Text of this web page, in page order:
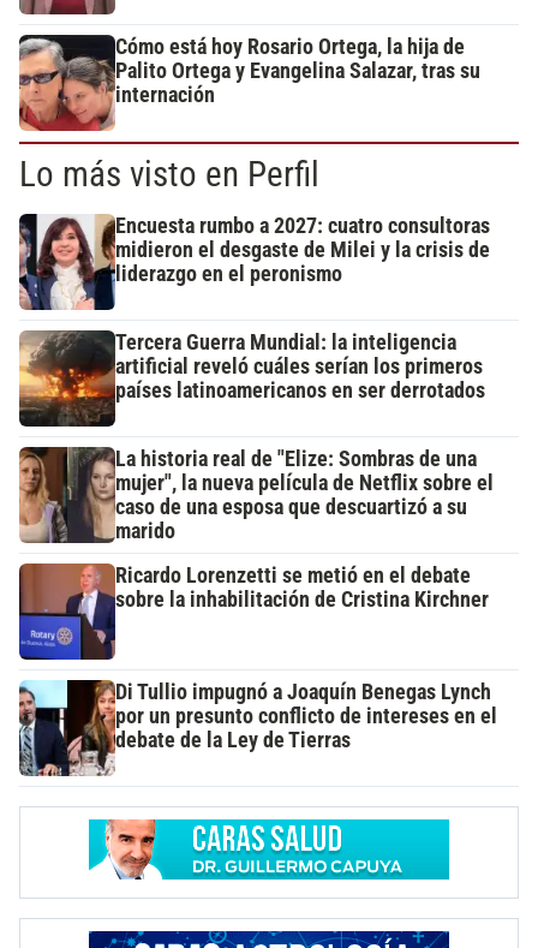
Cómo está hoy Rosario Ortega, la hija de
Palito Ortega y Evangelina Salazar, tras su
internación
Lo más visto en Perfil
Encuesta rumbo a 2027: cuatro consultoras
midieron el desgaste de Milei y la crisis de
liderazgo en el peronismo
Tercera Guerra Mundial: la inteligencia
artificial reveló cuáles serían los primeros
países latinoamericanos en ser derrotados
La historia real de "Elize: Sombras de una
mujer", la nueva película de Netflix sobre el
caso de una esposa que descuartizó a su
marido
Ricardo Lorenzetti se metió en el debate
sobre la inhabilitación de Cristina Kirchner
Di Tullio impugnó a Joaquín Benegas Lynch
por un presunto conflicto de intereses en el
debate de la Ley de Tierras